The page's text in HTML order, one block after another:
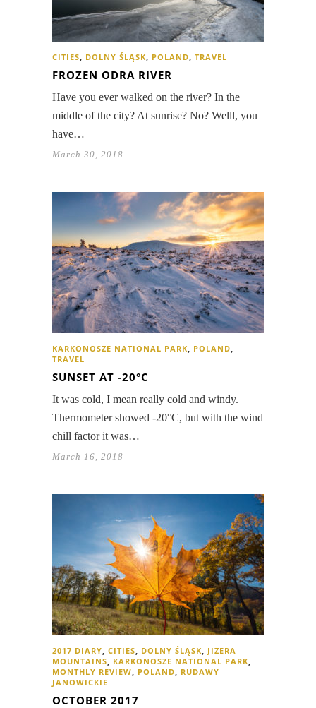
CITIES DOLNY ŚLĄSK POLAND TRAVEL
FROZEN ODRA RIVER
Have you ever walked on the river? In the
middle of the city? At sunrise? No? Welll, you
have…
March 30, 2018
KARKONOSZE NATIONAL PARK POLAND
TRAVEL
SUNSET AT -20°C
It was cold, I mean really cold and windy.
Thermometer showed -20°C, but with the wind
chill factor it was…
March 16, 2018
2017 DIARY CITIES DOLNY ŚLĄSK
JIZERA
MOUNTAINS
KARKONOSZE NATIONAL PARK
MONTHLY REVIEW
POLAND
RUDAWY
JANOWICKIE
OCTOBER 2017